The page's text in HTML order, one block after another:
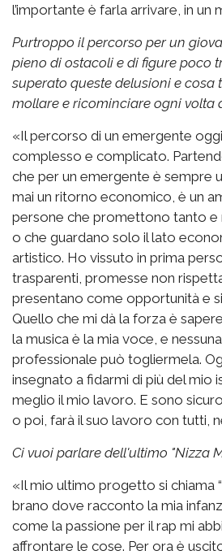
l’importante è farla arrivare, in un
Purtroppo il percorso per un
pieno di ostacoli e di figure poco
superato queste delusioni e cosa
mollare e ricominciare ogni volta
«Il percorso di un emergente
complesso e complicato.
che per un emergente è sempre
mai un ritorno economico, è un
persone che promettono tanto e
o che guardano solo il lato
artistico. Ho vissuto in prima
trasparenti, promesse non
presentano come opportunità e
Quello che mi dà la forza è
la musica è la mia voce, e
professionale può togliermela.
insegnato a fidarmi di più del mio
meglio il mio lavoro. E sono
o poi, farà il suo lavoro con tutti,
Ci vuoi parlare dell'ultimo "Nizza
«Il mio ultimo progetto si chiama
brano dove racconto la mia
come la passione per il rap mi
affrontare le cose. Per ora è